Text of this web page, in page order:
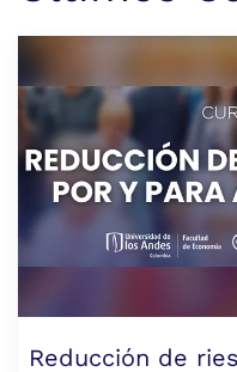
Reducción de